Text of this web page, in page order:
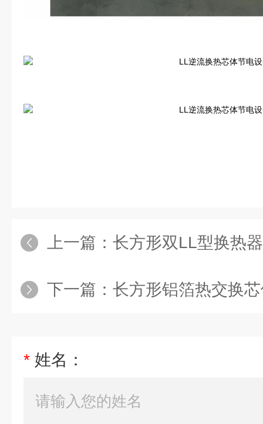
上一篇： 长方形双LL型换热
下一篇： 长方形铝箔热交换
* 姓名：